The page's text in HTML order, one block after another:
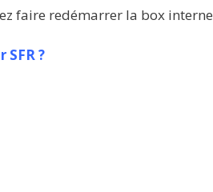
faire redémarrer la box
?